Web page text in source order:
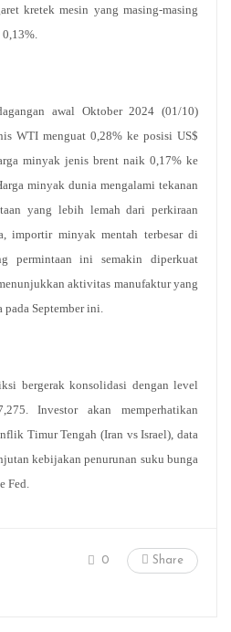
kretek mesin yang masing-masing
awal Oktober 2024 (01/10)
WTI menguat 0,28% ke posisi US$
minyak jenis brent naik 0,17% ke
minyak dunia mengalami tekanan
yang lebih lemah dari perkiraan
importir minyak mentah terbesar di
permintaan ini semakin diperkuat
aktivitas manufaktur yang
September ini.
bergerak konsolidasi dengan level
Investor akan memperhatikan
Timur Tengah (Iran vs Israel), data
kebijakan penurunan suku bunga
Fed.
0 Share